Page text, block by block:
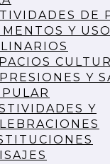
DE
Y
Y
Y